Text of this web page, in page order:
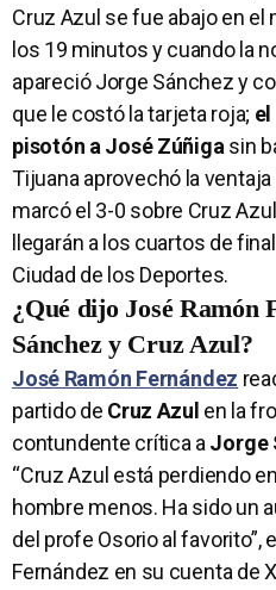
Cruz Azul se fue abajo en el
los 19 minutos y cuando la
apareció Jorge Sánchez y
que le costó la tarjeta roja;
pisotón a José Zúñigasin
Tijuana aprovechó la
marcó el 3-0 sobre Cruz
llegarán a los cuartos de
Ciudad de los Deportes.
¿Qué dijo José Ramón
Sánchez y Cruz Azul?
José Ramón Fernández
partido de Cruz Azul en la
contundente crítica aJorge
“Cruz Azul está perdiendo
hombre menos. Ha sido un
del profe Osorio al favorito”,
Fernández en su cuenta de